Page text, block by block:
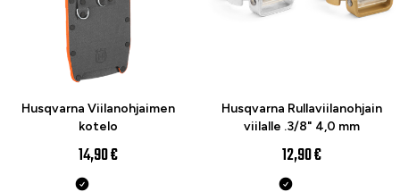
Husqvarna Viilanohjaimen
kotelo
14,90 €
Husqvarna Rullaviilanohjain
viilalle .3/8" 4,0 mm
12,90 €